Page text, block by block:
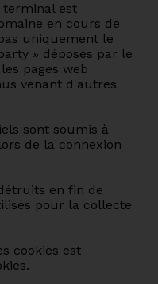
terminal est
en cours de
uniquement le
» déposés par le
pages web
venant d'autres
sont soumis à
de la connexion
en fin de
pour la collecte
cookies est